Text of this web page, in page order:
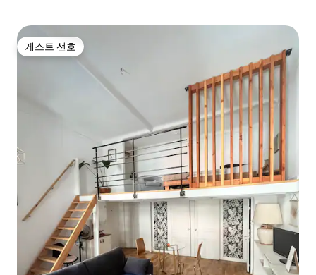
게스트 선호
게스트 선호